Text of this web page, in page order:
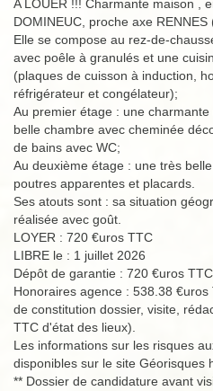
A LOUER !!! Charmante maison ,
DOMINEUC, proche axe
Elle se compose au rez-de-
avec poêle à granulés et une
(plaques de cuisson à induction,
réfrigérateur et congélateur);
Au premier étage : une
belle chambre avec cheminée
de bains avec WC;
Au deuxième étage : une très
poutres apparentes et placards.
Ses atouts sont : sa situation
réalisée avec goût.
LOYER : 720 €uros TTC
LIBRE le : 1 juillet 2026
Dépôt de garantie : 720 €uros TTC
Honoraires agence : 538.38
de constitution dossier, visite,
TTC d'état des lieux).
Les informations sur les risques
disponibles sur le site Géorisques
** Dossier de candidature avant